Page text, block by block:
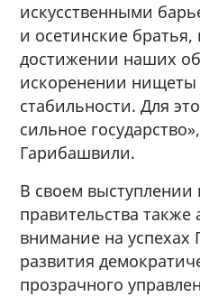
искусственными
и осетинские
достижении наших
искоренении нищеты
стабильности. Для
сильное
Гарибашвили.
В своем выступлении
правительства также
внимание на успехах
развития
прозрачного